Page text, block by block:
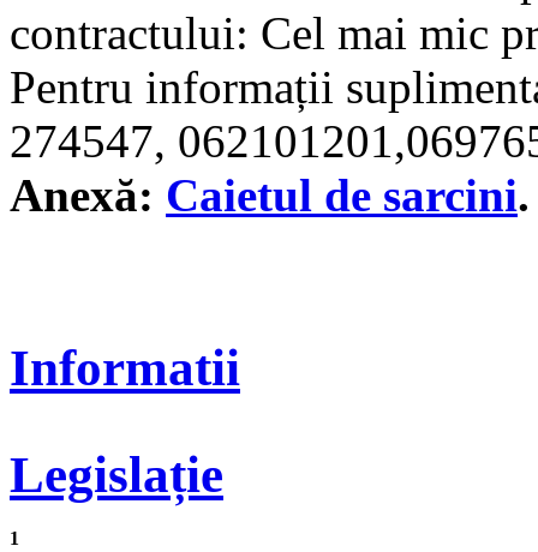
contractului: Cel mai mic
Pentru informații
274547,
Anexă: Caietul de sarcini.
Informatii
Legislație
1